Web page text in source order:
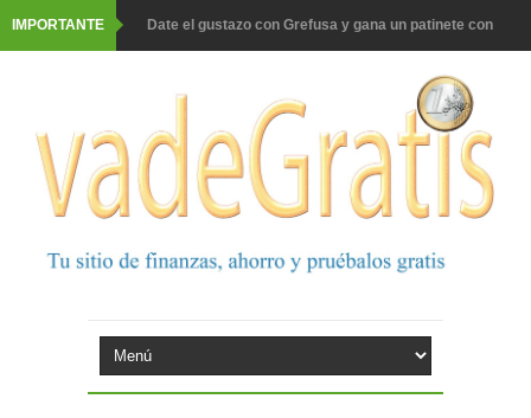
IMPORTANTE Date el gustazo con Grefusa y gana un patinete con
Barbadillo te da la opción de ganar increíbles premios
Prueba gratis hohes C Vitamin C-irup
Prueba gratis Maison Perrier France
Gana premios Pokémon con Kellogg's
premios